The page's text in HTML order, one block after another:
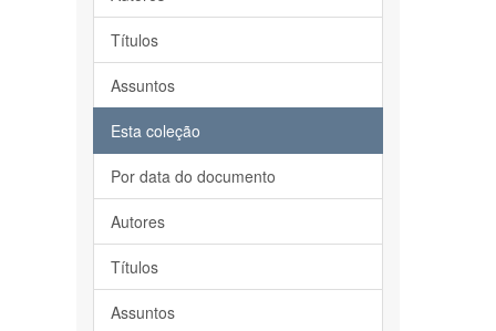
Títulos
Assuntos
Esta coleção
Por data do documento
Autores
Títulos
Assuntos